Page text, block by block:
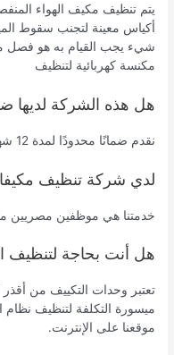
يتم تنظيف مكيف الهواء
أكياس معينة لتجنب سقوط
شيء يجب القيام به هو فصل
مكنسة كهربائية لتنظيف
هل هذه الشركة لديها
نقدم ضمانًا محدودًا لمدة 12 شهرًا على جميع منتجاتنا.
لدي شركة تنظيف
خدمتنا هي موظفين مصريين
هل أنت بحاجة لتنظيف
تعتبر وحدات التكييف من
ميسورة التكلفة لتنظيف
موقعنا على الإنترنت.